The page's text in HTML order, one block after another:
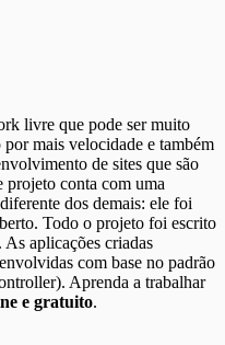
livre que pode ser muito
por mais velocidade e também
de sites que são
projeto conta com uma
dos demais: ele foi
Todo o projeto foi escrito
. As aplicações criadas
com base no padrão
Aprenda a trabalhar
e gratuito.